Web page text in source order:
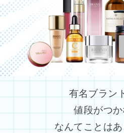
有名ブラン
値段がつ
なんてことは